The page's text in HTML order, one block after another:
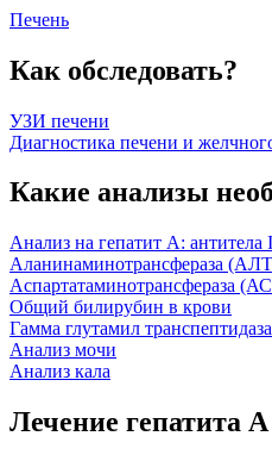
Печень
Как обследовать?
УЗИ печени
Диагностика печени и
Какие анализы
Анализ на гепатит А:
Аланинаминотрансфераза
Аспартатаминотрансфераза
Общий билирубин в крови
Гамма глутамил
Анализ мочи
Анализ кала
Лечение гепатита А